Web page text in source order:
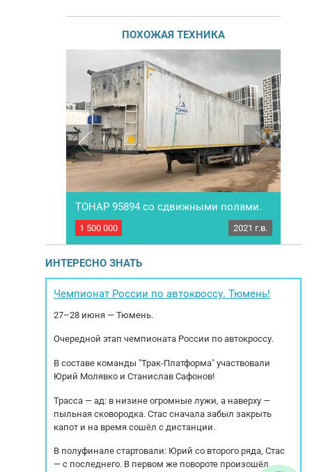
ПОХОЖАЯ ТЕХНИКА
Возможно
Полуприцеп щеповоз ТОНАР 95894 со
запасных колеса), инструментальный ящик,
тент, ABS. Объём:89 м3. Пп готов к дальнейшей
работе. Характеристики: ССУ: 1150 РММ:
Дисковый Тип...
ТОНАР 95894 со сдвижными полами.
1 500 000 2021 г.в.
ИНТЕРЕСНО ЗНАТЬ
Чемпионат России по автокроссу. Тюмень!
27–28 июня — Тюмень.
Очередной этап чемпионата России по автокроссу.
В составе команды "Трак-Платформа" участвовали
Юрий Молявко и Станислав Сафонов!
Трасса — ад: в низине огромные лужи, а наверху —
пыльная сковородка. Стас сначала забыл закрыть
капот и на время сошёл с дистанции.
В полуфинале стартовали: Юрий со второго ряда, Стас
— с последнего. В первом же повороте произошёл